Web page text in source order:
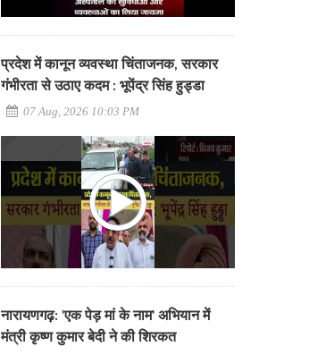
प्रदेश में कानून व्यवस्था चिंताजनक, सरकार
गंभीरता से उठाए कदम : भूपेंद्र सिंह हुड्डा
07 Aug, 2026 10:03 PM
नारायणगढ़: 'एक पेड़ मां के नाम' अभियान में
मंत्री कृष्ण कुमार बेदी ने की शिरकत